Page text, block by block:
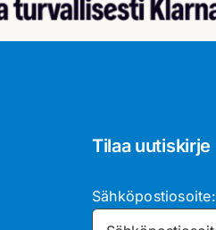
Tilaa uutiskirje
Sähköpostiosoite: